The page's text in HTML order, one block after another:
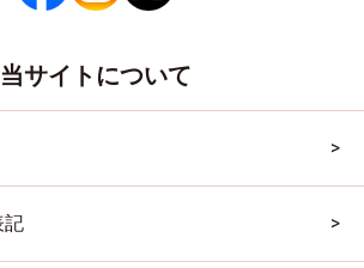
当サイトについて
記